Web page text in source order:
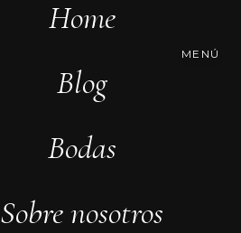
MENÚ
Home
Blog
Bodas
Sobre nosotros